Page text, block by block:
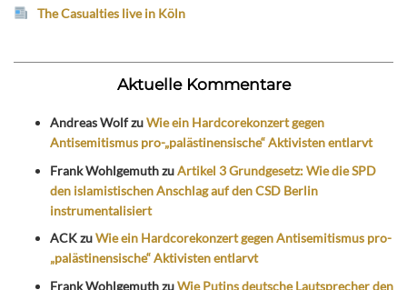
The Casualties live in Köln
Aktuelle Kommentare
Andreas WolfzuWie ein Hardcorekonzert gegen
Antisemitismus pro-„palästinensische“ Aktivisten entlarvt
Frank WohlgemuthzuArtikel 3 Grundgesetz: Wie die SPD
den islamistischen Anschlag auf den CSD Berlin
instrumentalisiert
ACKzuWie ein Hardcorekonzert gegen Antisemitismus pro-
„palästinensische“ Aktivisten entlarvt
Frank WohlgemuthzuWie Putins deutsche Lautsprecher den